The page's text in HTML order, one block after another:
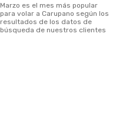
marzo es el mes más popular
para volar a Carupano según los
resultados de los datos de
búsqueda de nuestros clientes